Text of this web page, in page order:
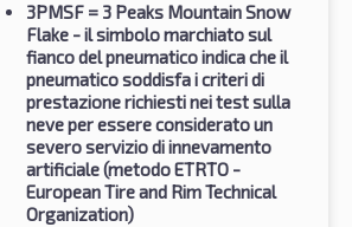
3PMSF = 3 Peaks Mountain Snow
Flake - il simbolo marchiato sul
fianco del pneumatico indica che il
pneumatico soddisfa i criteri di
prestazione richiesti nei test sulla
neve per essere considerato un
severo servizio di innevamento
artificiale (metodo ETRTO -
European Tire and Rim Technical
Organization)